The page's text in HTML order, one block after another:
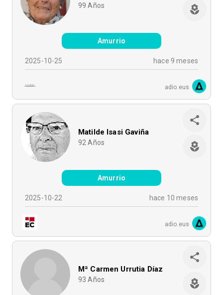
99 Años
Amurrio
2025-10-25 hace 9 meses
adio.eus
Matilde Isasi Gaviña
92 Años
Amurrio
2025-10-22 hace 10 meses
adio.eus
Mª Carmen Urrutia Díaz
93 Años